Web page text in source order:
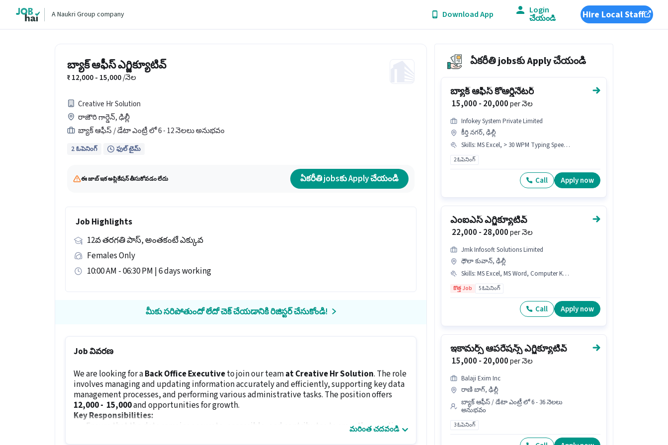
A Naukri Group company Download App Login
చేయండి Hire Local Staff
బ్యాక్ ఆఫీస్ ఎగ్జిక్యూటివ్
12,000 - 15,000/నెల
Creative Hr Solution
రాజౌరి గార్డెన్, ఢిల్లీ
బ్యాక్ ఆఫీస్ / డేటా ఎంట్రీ లో 6 - 12 నెలలు అనుభవం
2 ఓపెనింగ్ ఫుల్ టైమ్
ఈ జాబ్ ఇక అప్లికేషన్ తీసుకోవడం లేదు ఏకరీతి jobsకు Apply చేయండి
Job Highlights
12వ తరగతి పాస్, అంతకంటే ఎక్కువ
Females Only
10:00 AM - 06:30 PM | 6 days working
మీకు సరిపోతుందో లేదో చెక్ చేయడానికి రిజిస్టర్ చేసుకోండి!
Job వివరణ
We are looking for aBack Office Executiveto join our teamat Creative Hr Solution. The role
involves managing and updating information accurately and efficiently, supporting key data
management processes, and performing various administrative tasks. The position offers
12,000 - ₹ 15,000and opportunities for growth.
Key Responsibilities:
Ensure that the data remains accurate, accessible, and contributes to smooth operations.
మరింత చదవండి
ఏకరీతి jobsకు Apply చేయండి
బ్యాక్ ఆఫీస్ కోఆర్డినేటర్
₹ 15,000 - 20,000per నెల
Infokey System Private Limited
కీర్తి నగర్, ఢిల్లీ
Skills:MS Excel, > 30 WPM Typing Speed, MS Word, Email Writing, Data Entry, Computer Knowledge
2 ఓపెనింగ్
Call Apply now
ఎంఐఎస్ ఎగ్జిక్యూటివ్
₹ 22,000 - 28,000per నెల
Jmk Infosoft Solutions Limited
ధౌలా కువాన్, ఢిల్లీ
Skills:MS Excel, MS Word, Computer Knowledge
కొత్త Job 5 ఓపెనింగ్
Call Apply now
ఇకామర్స్ ఆపరేషన్స్ ఎగ్జిక్యూటివ్
₹ 15,000 - 20,000per నెల
Balaji Exim Inc
రాణి బాగ్, ఢిల్లీ
బ్యాక్ ఆఫీస్ / డేటా ఎంట్రీ లో 6 - 36 నెలలు
అనుభవం
3 ఓపెనింగ్